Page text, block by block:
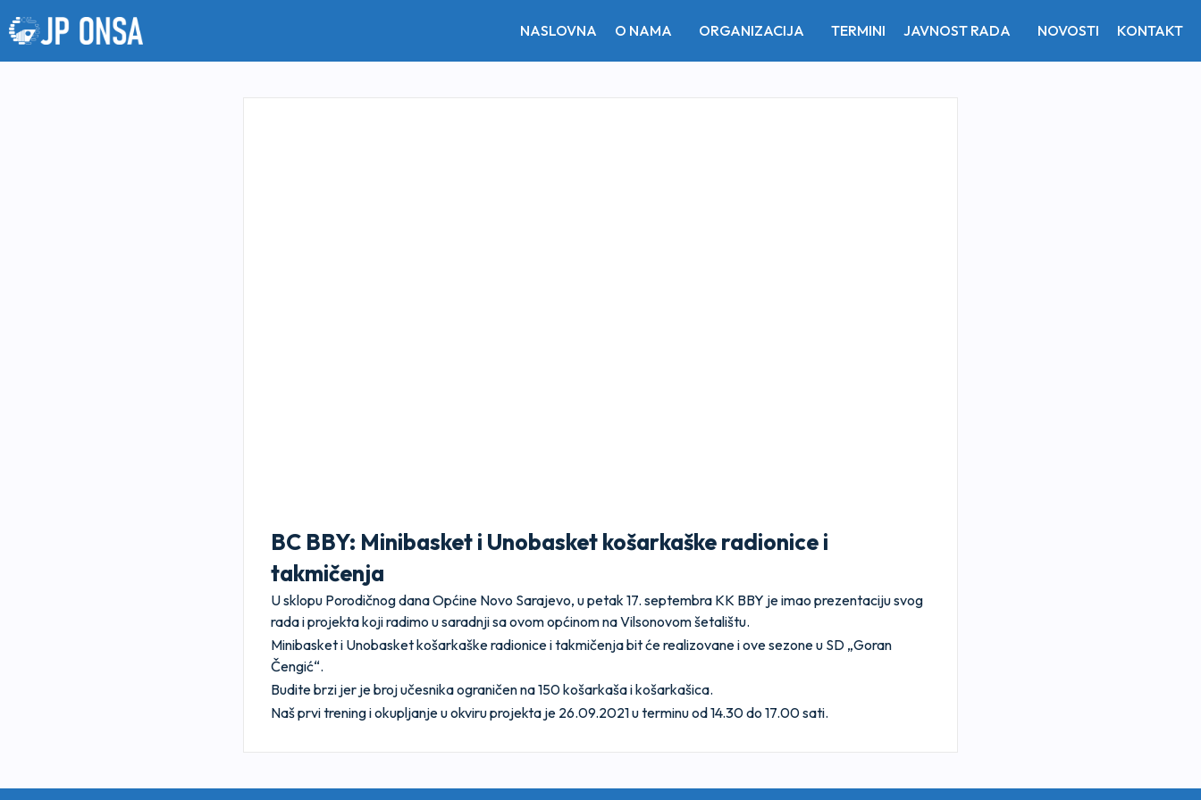
NASLOVNA O NAMA ORGANIZACIJA TERMINI JAVNOST RADA NOVOSTI KONTAKT
BC BBY: Minibasket i Unobasket košarkaške radionice i
takmičenja
U sklopu Porodičnog dana Općine Novo Sarajevo, u petak 17. septembra KK BBY je imao prezentaciju svog
rada i projekta koji radimo u saradnji sa ovom općinom na Vilsonovom šetalištu.
Minibasket i Unobasket košarkaške radionice i takmičenja bit će realizovane i ove sezone u SD „Goran
Čengić“.
Budite brzi jer je broj učesnika ograničen na 150 košarkaša i košarkašica.
Naš prvi trening i okupljanje u okviru projekta je 26.09.2021 u terminu od 14.30 do 17.00 sati.